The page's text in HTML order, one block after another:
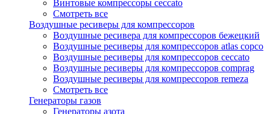
Винтовые компрессоры ceccato
Смотреть все
Воздушные ресиверы для компрессоров
Воздушные ресивера для компрессоров бежецкий
Воздушные ресиверы для компрессоров atlas copco
Воздушные ресиверы для компрессоров ceccato
Воздушные ресиверы для компрессоров comprag
Воздушные ресиверы для компрессоров remeza
Смотреть все
Генераторы газов
Генераторы азота